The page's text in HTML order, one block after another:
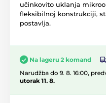
učinkovito uklanja
fleksibilnoj konstrukciji,
postavlja.
Na lageru 2 komand
Narudžba do 9. 8. 16:00,
utorak 11. 8.